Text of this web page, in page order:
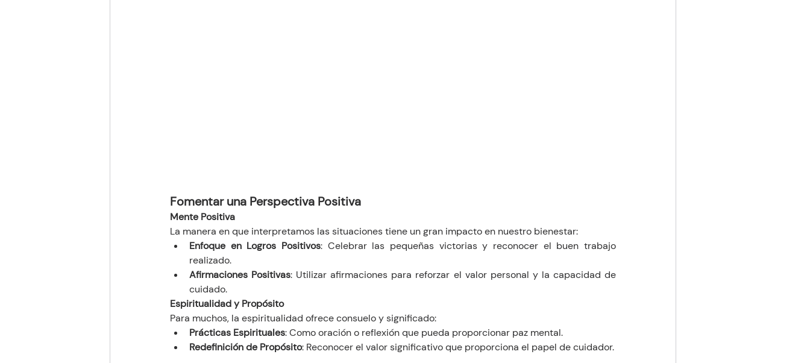
Fomentar una Perspectiva Positiva
Mente Positiva
La manera en que interpretamos las situaciones tiene un gran impacto en nuestro bienestar:
Enfoque en Logros Positivos: Celebrar las pequeñas victorias y reconocer el buen trabajo
realizado.
Afirmaciones Positivas: Utilizar afirmaciones para reforzar el valor personal y la capacidad de
cuidado.
Espiritualidad y Propósito
Para muchos, la espiritualidad ofrece consuelo y significado:
Prácticas Espirituales: Como oración o reflexión que pueda proporcionar paz mental.
Redefinición de Propósito: Reconocer el valor significativo que proporciona el papel de cuidador.